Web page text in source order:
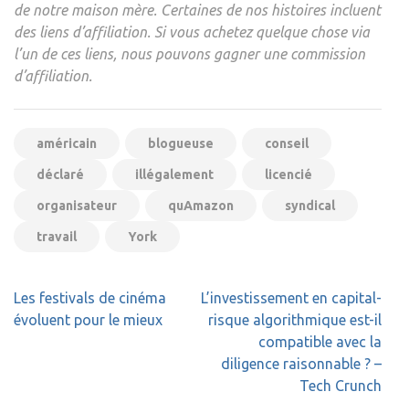
de notre maison mère. Certaines de nos histoires incluent
des liens d’affiliation. Si vous achetez quelque chose via
l’un de ces liens, nous pouvons gagner une commission
d’affiliation.
américain blogueuse conseil
déclaré illégalement licencié
organisateur quAmazon syndical
travail York
Navigation
de
Les festivals de cinéma
évoluent pour le mieux
L’investissement en capital-
risque algorithmique est-il
compatible avec la
diligence raisonnable ? –
Tech Crunch